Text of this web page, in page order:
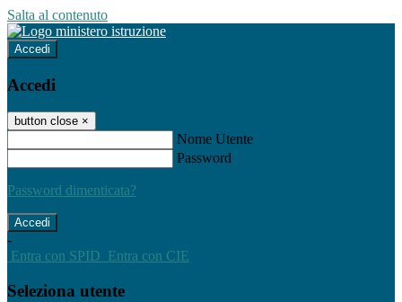
Salta al contenuto
Accedi
Accedi
button close ×
Nome Utente
Password
Password dimenticata?
-
Entra con SPID Entra con CIE
Seleziona utente